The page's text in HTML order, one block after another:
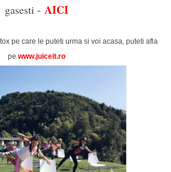
gasesti - AICI
pe care le puteti urma si voi acasa, puteti afla
pe www.juiceit.ro